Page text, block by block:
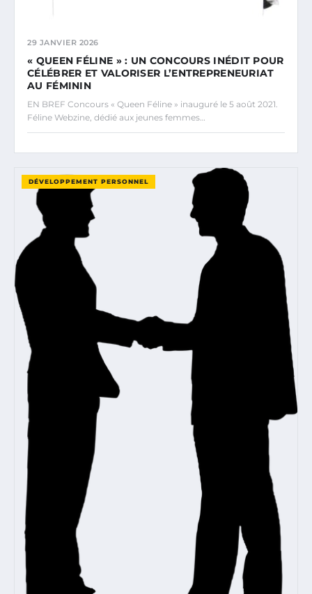
29 JANVIER 2026
« QUEEN FÉLINE » : UN CONCOURS INÉDIT POUR
CÉLÉBRER ET VALORISER L’ENTREPRENEURIAT
AU FÉMININ
EN BREF Concours « Queen Féline » inauguré le 5 août 2021.
Féline Webzine, dédié aux jeunes femmes…
DÉVELOPPEMENT PERSONNEL